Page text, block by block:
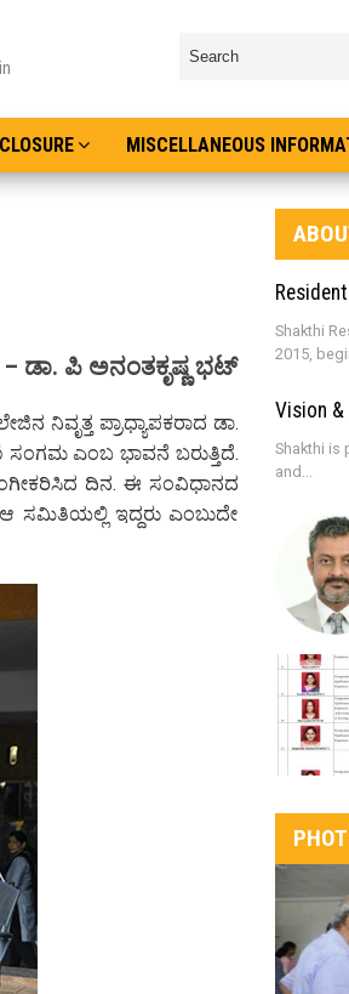
MISCELLANEOUS
ಡಾ. ಪಿ ಅನಂತಕೃಷ್ಣ ಭಟ್
ನಿವೃತ್ತ ಪ್ರಾಧ್ಯಾಪಕರಾದ ಡಾ.
ಸಂಗಮ ಎಂಬ ಭಾವನೆ ಬರುತ್ತಿದೆ.
ದಿನ. ಈ ಸಂವಿಧಾನದ
ಸಮಿತಿಯಲ್ಲಿ ಇದ್ದರು ಎಂಬುದೇ
Shakthi
2015,
Vision
Shakthi is
and...